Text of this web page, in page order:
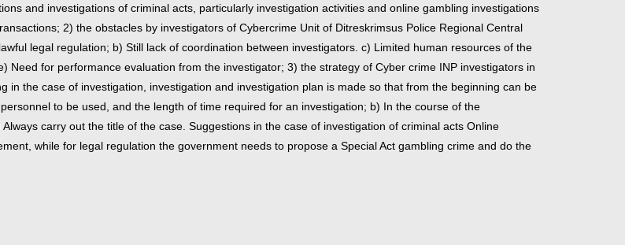
and investigations of criminal acts, particularly investigation activities and online gambling investigations
2) the obstacles by investigators of Cybercrime Unit of Ditreskrimsus Police Regional Central
legal regulation; b) Still lack of coordination between investigators. c) Limited human resources of the
Need for performance evaluation from the investigator; 3) the strategy of Cyber crime INP investigators in
in the case of investigation, investigation and investigation plan is made so that from the beginning can be
to be used, and the length of time required for an investigation; b) In the course of the
carry out the title of the case. Suggestions in the case of investigation of criminal acts Online
while for legal regulation the government needs to propose a Special Act gambling crime and do the